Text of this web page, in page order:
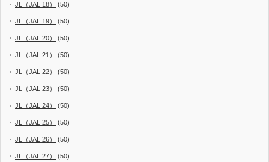
JL（JAL 18） (50)
JL（JAL 19） (50)
JL（JAL 20） (50)
JL（JAL 21） (50)
JL（JAL 22） (50)
JL（JAL 23） (50)
JL（JAL 24） (50)
JL（JAL 25） (50)
JL（JAL 26） (50)
JL（JAL 27） (50)